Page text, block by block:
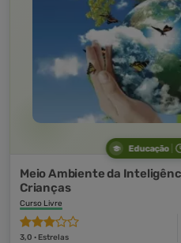
Educação
Meio Ambiente da
Crianças
Curso Livre
3,0 · Estrelas